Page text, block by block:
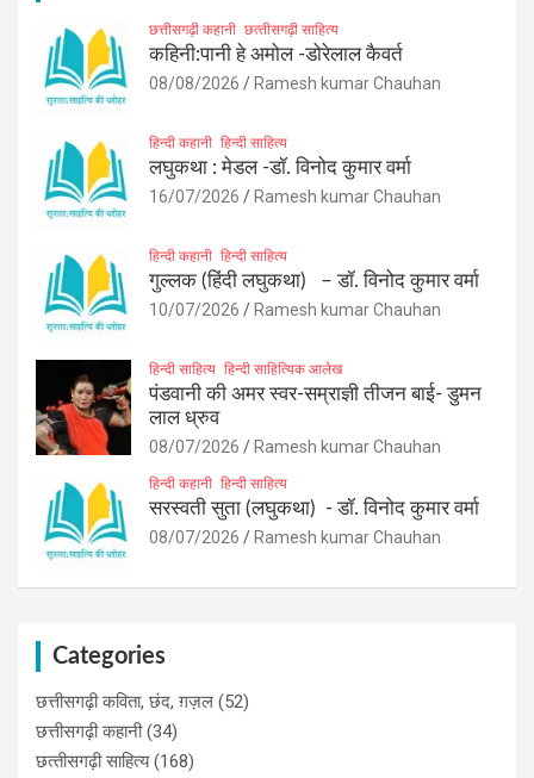
छत्तीसगढ़ी कहानी छत्‍तीसगढ़ी साहित्‍य
कहिनी:पानी हे अमोल -डोरेलाल कैवर्त
08/08/2026 Ramesh kumar Chauhan
हिन्दी कहानी हिन्दी साहित्य
लघुकथा : मेडल -डॉ. विनोद कुमार वर्मा
16/07/2026 Ramesh kumar Chauhan
हिन्दी कहानी हिन्दी साहित्य
गुल्लक (हिंदी लघुकथा) – डॉ. विनोद कुमार वर्मा
10/07/2026 Ramesh kumar Chauhan
हिन्दी साहित्य हिन्दी साहित्यिक आलेख
पंडवानी की अमर स्वर-सम्राज्ञी तीजन बाई- डुमन
लाल ध्रुव
08/07/2026 Ramesh kumar Chauhan
हिन्दी कहानी हिन्दी साहित्य
सरस्वती सुता (लघुकथा) ​- डॉ. विनोद कुमार वर्मा
08/07/2026 Ramesh kumar Chauhan
Categories
छत्तीसगढ़ी कविता, छंद, ग़ज़ल (52)
छत्तीसगढ़ी कहानी(34)
छत्‍तीसगढ़ी साहित्‍य(168)